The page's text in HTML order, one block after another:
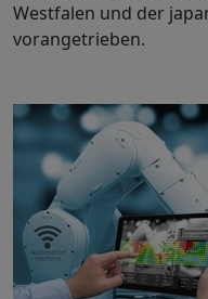
Westfalen und der
vorangetrieben.